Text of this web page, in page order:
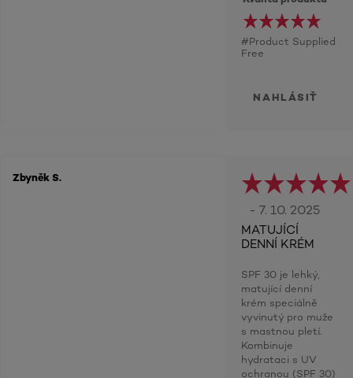
#Product Supplied
Free
NAHLÁSIŤ
Zbyněk S.
- 7. 10. 2025
MATUJÍCÍ
DENNÍ KRÉM
SPF 30 je lehký,
matující denní
krém speciálně
vyvinutý pro muže
s mastnou pletí.
Kombinuje
hydrataci s UV
ochranou (SPF 30)